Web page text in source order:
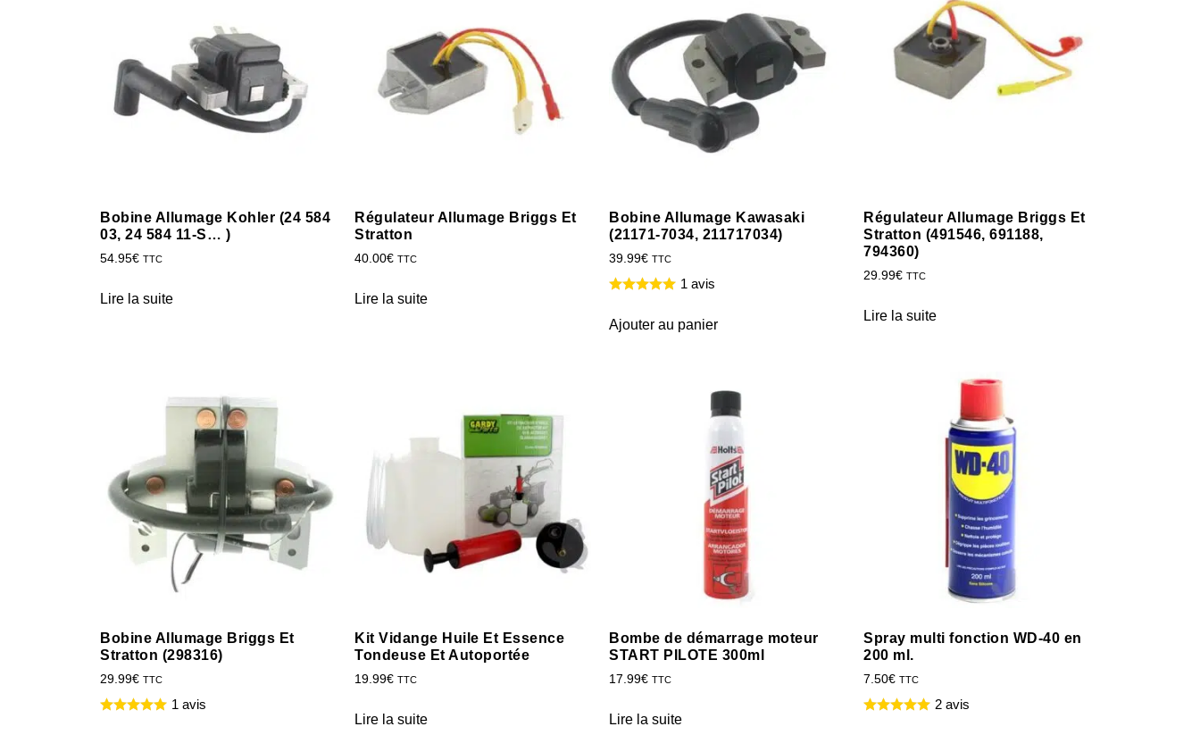
Bobine Allumage Kohler (24 584
03, 24 584 11-S… )
54.95€ TTC
Lire la suite
Régulateur Allumage Briggs Et
Stratton
40.00€ TTC
Lire la suite
Bobine Allumage Kawasaki
(21171-7034, 211717034)
39.99€ TTC
1 avis
Ajouter au panier
Régulateur Allumage Briggs Et
Stratton (491546, 691188,
794360)
29.99€ TTC
Lire la suite
Bobine Allumage Briggs Et
Stratton (298316)
29.99€ TTC
1 avis
Kit Vidange Huile Et Essence
Tondeuse Et Autoportée
19.99€ TTC
Lire la suite
Bombe de démarrage moteur
START PILOTE 300ml
17.99€ TTC
Lire la suite
Spray multi fonction WD-40 en
200 ml.
7.50€ TTC
2 avis